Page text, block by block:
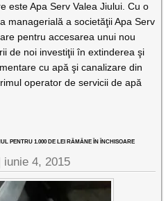
este Apa Serv Valea Jiului. Cu o
managerială a societăţii Apa Serv
pentru accesarea unui nou
de noi investiţii în extinderea şi
cu apă şi canalizare din
operator de servicii de apă
PENTRU 1.000 DE LEI RĂMÂNE ÎN ÎNCHISOARE
iunie 4, 2015